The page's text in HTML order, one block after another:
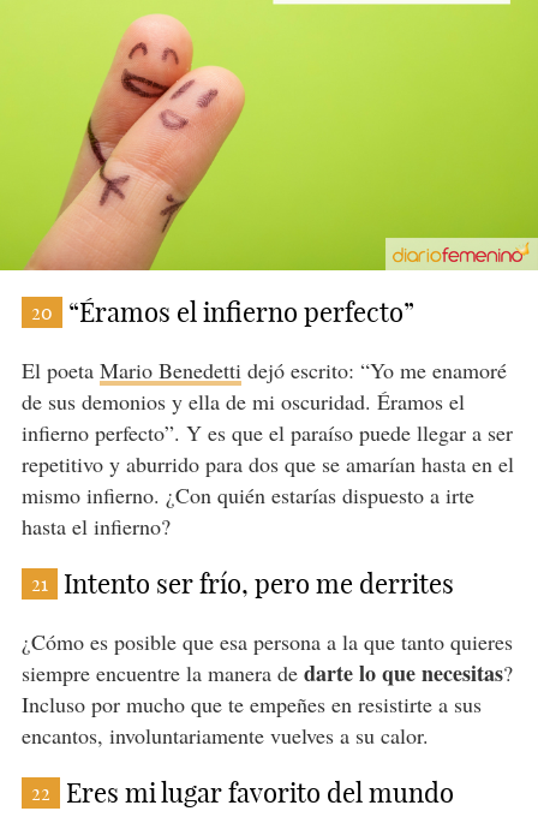
20 “Éramos el infierno perfecto”
El poeta Mario Benedettidejó escrito: “Yo me enamoré
de sus demonios y ella de mi oscuridad. Éramos el
infierno perfecto”. Y es que el paraíso puede llegar a ser
repetitivo y aburrido para dos que se amarían hasta en el
mismo infierno. ¿Con quién estarías dispuesto a irte
hasta el infierno?
21 Intento ser frío, pero me derrites
¿Cómo es posible que esa persona a la que tanto quieres
siempre encuentre la manera de darte lo que necesitas?
Incluso por mucho que te empeñes en resistirte a sus
encantos, involuntariamente vuelves a su calor.
22 Eres mi lugar favorito del mundo